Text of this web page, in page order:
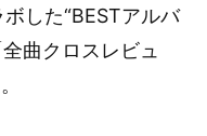
した“BESTアルバ
曲クロスレビュ